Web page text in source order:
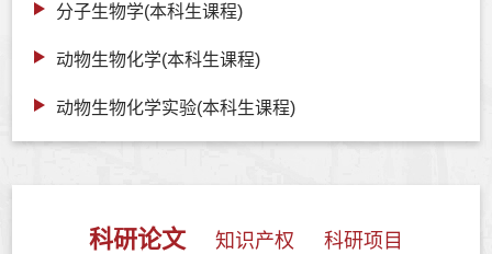
分子生物学(本科生课程)
动物生物化学(本科生课程)
动物生物化学实验(本科生课程)
科研论文 知识产权 科研项目